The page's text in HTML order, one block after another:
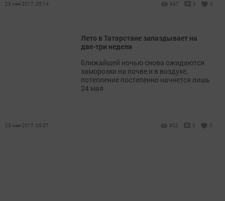
23 мая 2017, 05:14 947 0 0
Лето в Татарстане запаздывает на
две-три недели
Ближайшей ночью снова ожидаются
заморозки на почве и в воздухе,
потепление постепенно начнется лишь
24 мая
23 мая 2017, 05:07 922 0 0